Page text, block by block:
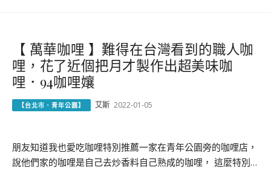
【 萬華咖哩 】難得在台灣看到的職人咖
哩，花了近個把月才製作出超美味咖
哩．94咖哩孃
【台北市．青年公園】 艾斯 2022-01-05
朋友知道我也愛吃咖哩特別推薦一家在青年公園旁的咖哩店，
說他們家的咖哩是自己去炒香料自己熟成的咖哩， 這麼特別…